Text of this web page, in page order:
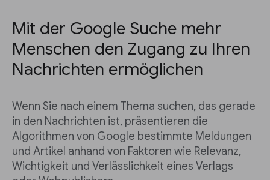
Mit der Google Suche mehr
Menschen den Zugang zu Ihren
Nachrichten ermöglichen
Wenn Sie nach einem Thema suchen, das gerade
in den Nachrichten ist, präsentieren die
Algorithmen von Google bestimmte Meldungen
und Artikel anhand von Faktoren wie Relevanz,
Wichtigkeit und Verlässlichkeit eines Verlags